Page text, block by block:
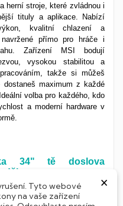
herní stroje, které zvládnou i
tituly a aplikace. Nabízí
kvalitní chlazení a
navržené přímo pro hráče i
Zařízení MSI bodují
vysokou stabilitou a
takže si můžeš
maximum z každé
volba pro každého, kdo
a moderní hardware v
34" tě doslova
děje
monitorem získáš
×
Tyto webové
na vaše zařízení